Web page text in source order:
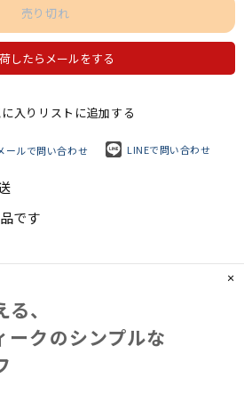
売り切れ
したらメールをする
入りリストに追加する
ールで問い合わせ LINEで問い合わせ
です
、​
ークの​シンプルな​